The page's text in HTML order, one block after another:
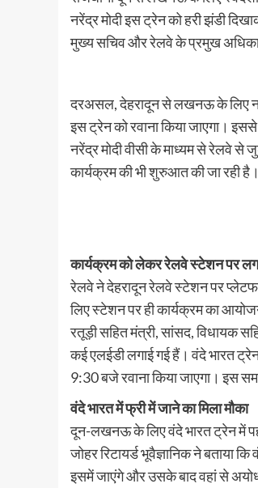
नरेंद्र मोदी इस ट्रेन को हरी झंडी
मुख्य सचिव और रेलवे के प्रमुख
दरअसल, देहरादून से लखनऊ के लिए
इस ट्रेन को रवाना किया जाएगा।
नरेंद्र मोदी वीसी के माध्यम से रेलवे
कार्यक्रम की भी शुरुआत की जा रही है।
कार्यक्रम को लेकर रेलवे स्टेशन पर
रेलवे ने देहरादून रेलवे स्टेशन पर
लिए स्टेशन पर ही कार्यक्रम का
रतूड़ी सहित मंत्री, सांसद, विधायक
कई एलईडी लगाई गई हैं। वंदे भारत
9:30 बजे रवाना किया जाएगा। इस
वंदे भारत में फ्री में जाने का मिला मौका
दून-लखनऊ के लिए वंदे भारत ट्रेन में
जोहर रिटायर्ड भूवैज्ञानिक ने बताया
इसमें जाएंगे और उसके बाद वहां से